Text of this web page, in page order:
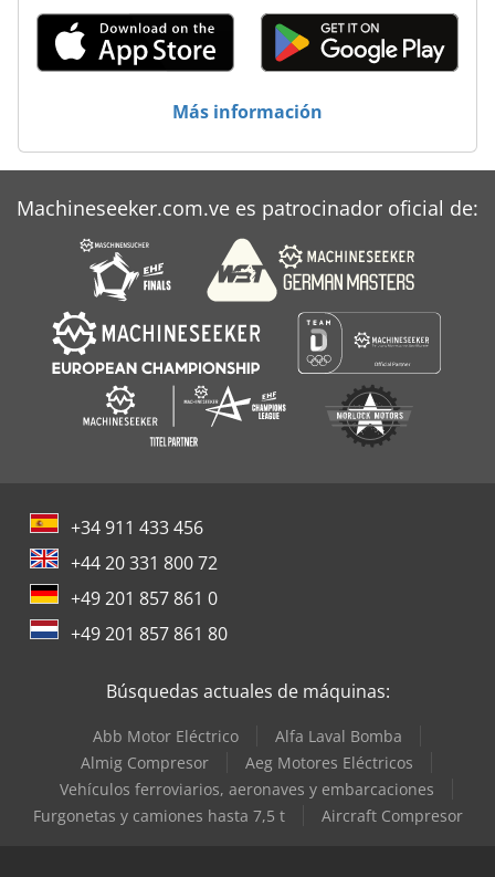
Más información
Machineseeker.com.ve es patrocinador oficial de:
+34 911 433 456
+44 20 331 800 72
+49 201 857 861 0
+49 201 857 861 80
Búsquedas actuales de máquinas:
Abb Motor Eléctrico
Alfa Laval Bomba
Almig Compresor
Aeg Motores Eléctricos
Vehículos ferroviarios, aeronaves y embarcaciones
Furgonetas y camiones hasta 7,5 t
Aircraft Compresor